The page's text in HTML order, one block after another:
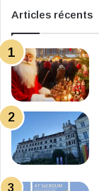
Articles récents